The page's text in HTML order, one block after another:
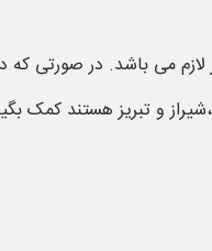
می باشد. در صورتی که
و تبریز هستند کمک